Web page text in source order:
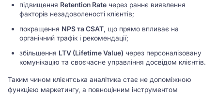
підвищення Retention Rate через раннє виявлення
факторів незадоволеності клієнтів;
покращення NPS та CSAT, що прямо впливає на
органічний трафік і рекомендації;
збільшення LTV (Lifetime Value) через персоналізовану
комунікацію та своєчасне управління досвідом клієнтів.
Таким чином клієнтська аналітика стає не допоміжною
функцією маркетингу, а повноцінним інструментом